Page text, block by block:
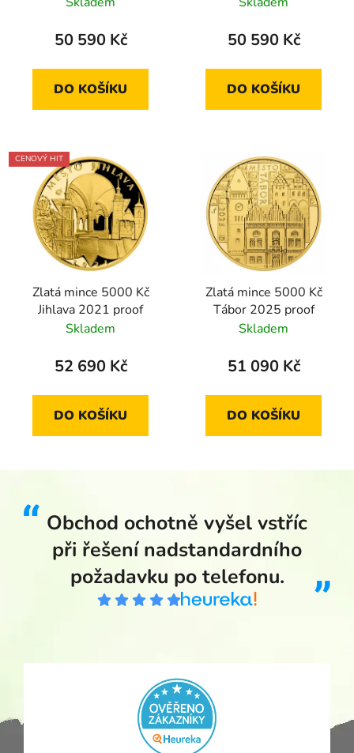
50 590 Kč
DO KOŠÍKU
50 590 Kč
DO KOŠÍKU
CENOVÝ HIT
Zlatá mince 5000 Kč
Jihlava 2021 proof
Skladem
52 690 Kč
DO KOŠÍKU
Zlatá mince 5000 Kč
Tábor 2025 proof
Skladem
51 090 Kč
DO KOŠÍKU
Obchod ochotně vyšel vstříc
při řešení nadstandardního
požadavku po telefonu.